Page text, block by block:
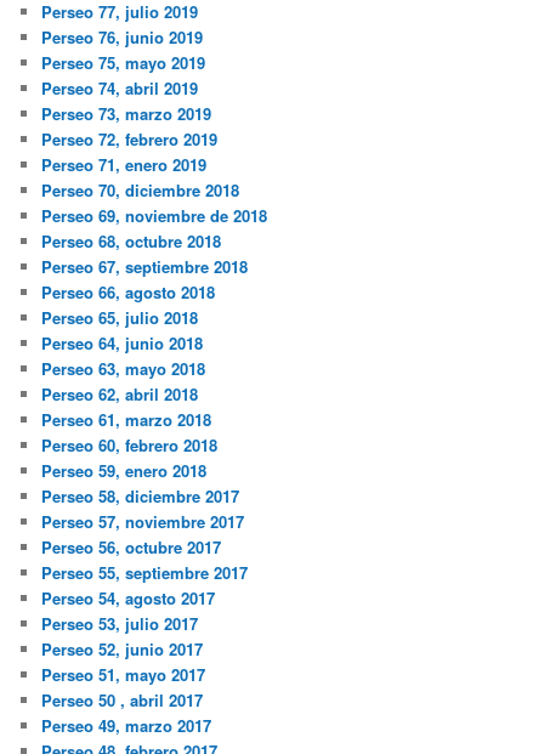
Perseo 77, julio 2019
Perseo 76, junio 2019
Perseo 75, mayo 2019
Perseo 74, abril 2019
Perseo 73, marzo 2019
Perseo 72, febrero 2019
Perseo 71, enero 2019
Perseo 70, diciembre 2018
Perseo 69, noviembre de 2018
Perseo 68, octubre 2018
Perseo 67, septiembre 2018
Perseo 66, agosto 2018
Perseo 65, julio 2018
Perseo 64, junio 2018
Perseo 63, mayo 2018
Perseo 62, abril 2018
Perseo 61, marzo 2018
Perseo 60, febrero 2018
Perseo 59, enero 2018
Perseo 58, diciembre 2017
Perseo 57, noviembre 2017
Perseo 56, octubre 2017
Perseo 55, septiembre 2017
Perseo 54, agosto 2017
Perseo 53, julio 2017
Perseo 52, junio 2017
Perseo 51, mayo 2017
Perseo 50 , abril 2017
Perseo 49, marzo 2017